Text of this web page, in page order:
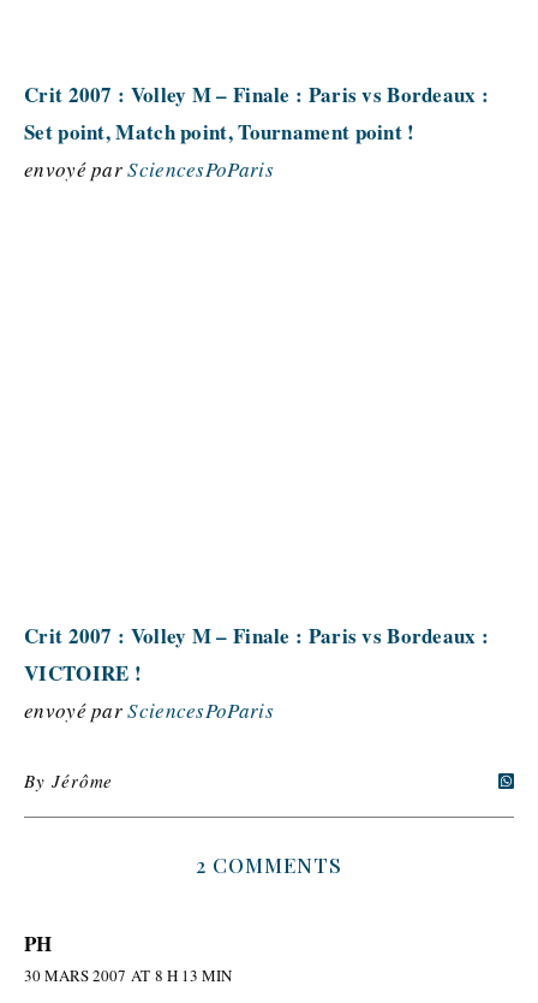
Crit 2007 : Volley M – Finale : Paris vs Bordeaux :
Set point, Match point, Tournament point !
envoyé parSciencesPoParis
Crit 2007 : Volley M – Finale : Paris vs Bordeaux :
VICTOIRE !
envoyé parSciencesPoParis
ByJérôme
2 COMMENTS
PH
30 MARS 2007 AT 8 H 13 MIN